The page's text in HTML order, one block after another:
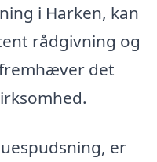
i Harken, kan
rådgivning og
det
er